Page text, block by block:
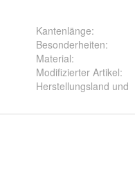
Kantenlänge:
Besonderheiten:
Material:
Modifizierter Artikel:
Herstellungsland und